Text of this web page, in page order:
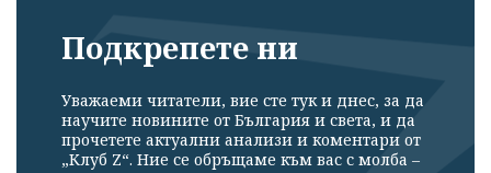
Подкрепете ни
Уважаеми читатели, вие сте тук и днес, за да
научите новините от България и света, и да
прочетете актуални анализи и коментари от
„Клуб Z“. Ние се обръщаме към вас с молба –